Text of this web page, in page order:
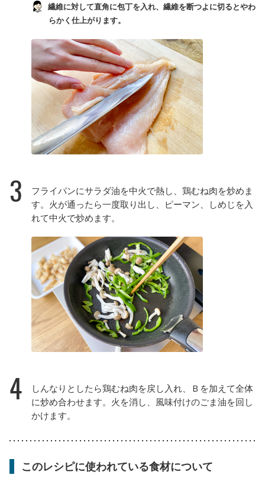
繊維に対して直角に包丁を入れ、繊維を断つよに切るとやわ
らかく仕上がります。
3
フライパンにサラダ油を中火で熱し、鶏むね肉を炒めま
す。火が通ったら一度取り出し、ピーマン、しめじを入
れて中火で炒めます。
4
しんなりとしたら鶏むね肉を戻し入れ、Ｂを加えて全体
に炒め合わせます。火を消し、風味付けのごま油を回し
かけます。
このレシピに使われている食材について